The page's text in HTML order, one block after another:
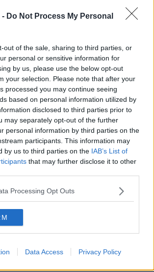
- Do Not Process My Personal
out of the sale, sharing to third parties, or
personal or sensitive information for
by us, please use the below opt-out
your selection. Please note that after your
processed you may continue seeing
based on personal information utilized by
disclosed to third parties prior to
may separately opt-out of the further
personal information by third parties on the
participants. This information may
by us to third parties on the IAB’s List of
that may further disclose it to other
Processing Opt Outs
Data Access Privacy Policy
Reg: Mar 2007
postat avknasen79
skitar som dig!
köra bil för fem öre och nu visar det sig att
andra, sen stör det dig att folk reagerar
och köp ett busskort istället för att visa
ratten.
Citera
#6223
postat av
inte köra bil för fem öre och nu visar det sig
en tjänst och köp ett busskort